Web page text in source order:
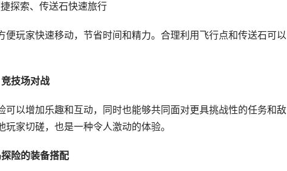
探索、传送石快速旅行
玩家快速移动，节省时间和精力。合理利用飞行点和传送石可以
技场对战
以增加乐趣和互动，同时也能够共同面对更具挑战性的任务和敌
家切磋，也是一种令人激动的体验。
险的装备搭配